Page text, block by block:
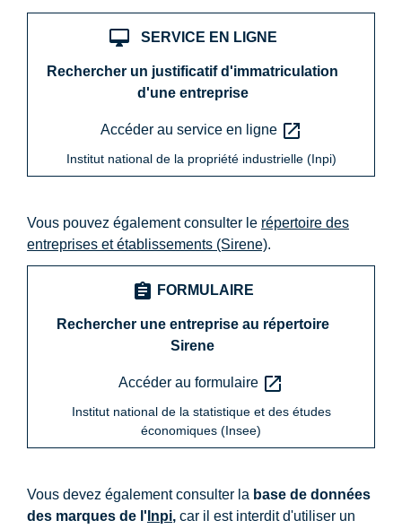
desktop_mac SERVICE EN LIGNE
Rechercher un justificatif d'immatriculation
d'une entreprise
Accéder au service en ligne open_in_new
Institut national de la propriété industrielle (Inpi)
Vous pouvez également consulter le répertoire des
entreprises et établissements (Sirene).
assignment FORMULAIRE
Rechercher une entreprise au répertoire
Sirene
Accéder au formulaire open_in_new
Institut national de la statistique et des études
économiques (Insee)
Vous devez également consulter la base de données
des marques de l' Inpi, car il est interdit d'utiliser un